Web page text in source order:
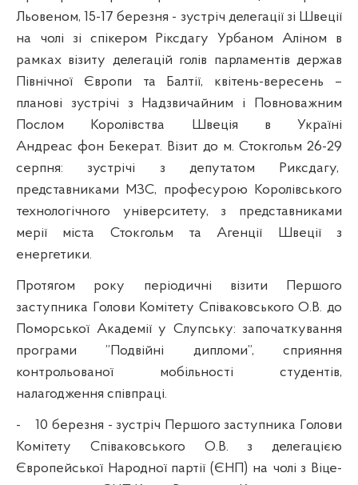
Льовеном, 15-17 березня - зустріч делегації зі Швеції
на чолі зі спікером Ріксдагу Урбаном Аліном в
рамках візиту делегацій голів парламентів держав
Північної Європи та Балтії, квітень-вересень –
планові зустрічі з Надзвичайним і Повноважним
Послом Королівства Швеція в Україні
Андреас фон Бекерат. Візит до м. Стокгольм 26-29
серпня: зустрічі з депутатом Риксдагу,
представниками МЗС, професурою Королівського
технологічного університету, з представниками
мерії міста Стокгольм та Агенції Швеції з
енергетики.
Протягом року періодичні візити Першого
заступника Голови Комітету Співаковського О.В. до
Поморської Академії у Слупську: започаткування
програми ”Подвійні дипломи”, сприяння
контрольованої мобільності студентів,
налагодження співпраці.
-
10 березня - зустріч Першого заступника Голови
Комітету Співаковського О.В. з делегацією
Європейської Народної партії (ЄНП) на чолі з Віце-